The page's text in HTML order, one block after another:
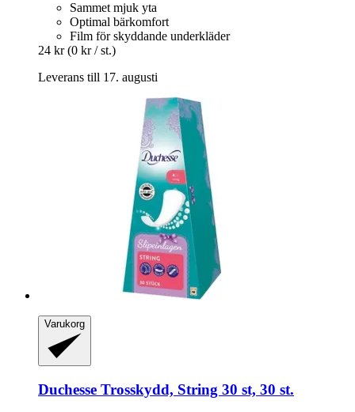
Sammet mjuk yta
Optimal bärkomfort
Film för skyddande underkläder
24 kr (0 kr / st.)
Leverans till 17. augusti
Varukorg
Duchesse Trosskydd, String 30 st, 30 st.